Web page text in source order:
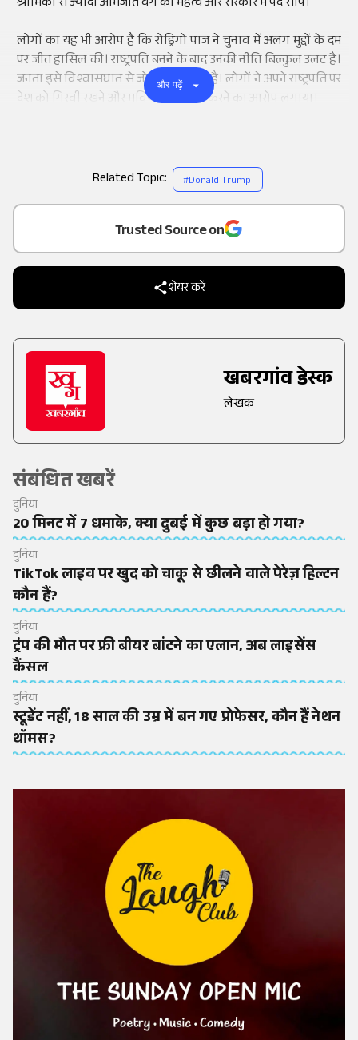
as a
Trusted Source on
शेयर करें
खबरगांव डेस्क
लेखक
संबंधित खबरें
दुनिया
20 मिनट में 7 धमाके, क्या दुबई में कुछ बड़ा हो गया?
दुनिया
TikTok लाइव पर खुद को चाकू से छीलने वाले पेरेज़ हिल्टन
कौन हैं?
दुनिया
ट्रंप की मौत पर फ्री बीयर बांटने का एलान, अब लाइसेंस
कैंसल
दुनिया
स्टूडेंट नहीं, 18 साल की उम्र में बन गए प्रोफेसर, कौन हैं नेथन
थॉमस?
लोगों का यह भी आरोप है कि रोड्रिगो पाज ने चुनाव में अलग मुद्दों के दम
पर जीत हासिल की। राष्ट्रपति बनने के बाद उनकी नीति बिल्कुल उलट है।
जनता इसे विश्वासघात से जोड़कर देख रही है। लोगों ने अपने राष्ट्रपति पर
देश को गिरवी रखने और भविष्य को खराब करने का आरोप लगाया।
और पढ़ें
Related Topic: #Donald Trump